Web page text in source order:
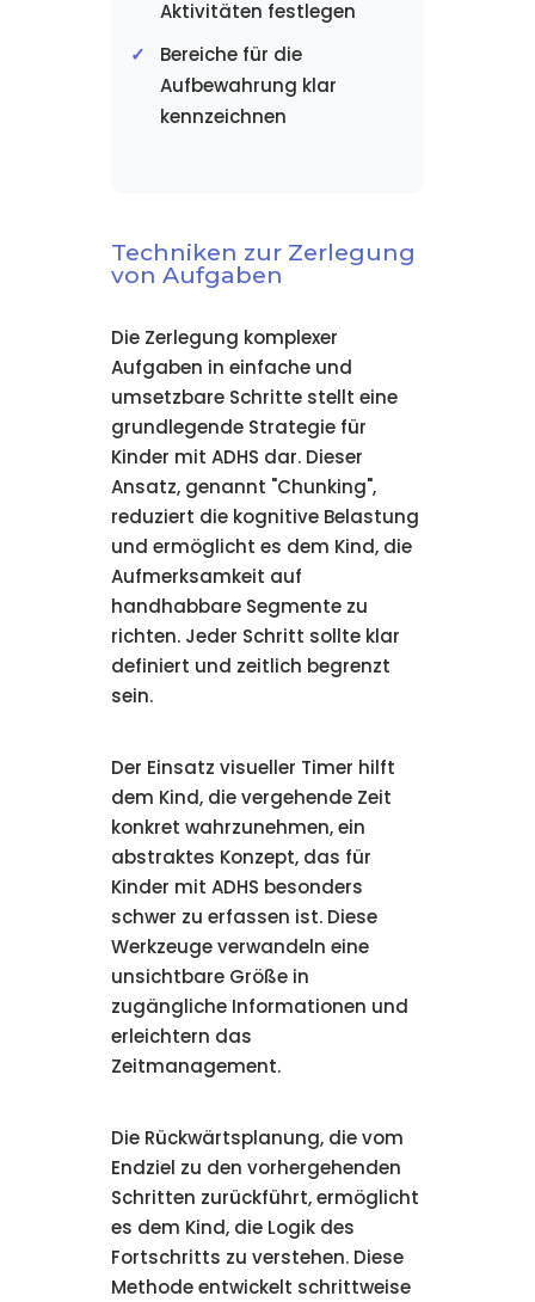
Aktivitäten festlegen
Bereiche für die
Aufbewahrung klar
kennzeichnen
Techniken zur Zerlegung
von Aufgaben
Die Zerlegung komplexer
Aufgaben in einfache und
umsetzbare Schritte stellt eine
grundlegende Strategie für
Kinder mit ADHS dar. Dieser
Ansatz, genannt "Chunking",
reduziert die kognitive Belastung
und ermöglicht es dem Kind, die
Aufmerksamkeit auf
handhabbare Segmente zu
richten. Jeder Schritt sollte klar
definiert und zeitlich begrenzt
sein.
Der Einsatz visueller Timer hilft
dem Kind, die vergehende Zeit
konkret wahrzunehmen, ein
abstraktes Konzept, das für
Kinder mit ADHS besonders
schwer zu erfassen ist. Diese
Werkzeuge verwandeln eine
unsichtbare Größe in
zugängliche Informationen und
erleichtern das
Zeitmanagement.
Die Rückwärtsplanung, die vom
Endziel zu den vorhergehenden
Schritten zurückführt, ermöglicht
es dem Kind, die Logik des
Fortschritts zu verstehen. Diese
Methode entwickelt schrittweise